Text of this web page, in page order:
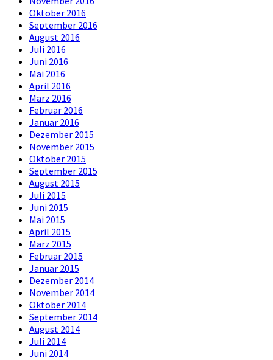
Oktober 2016
September 2016
August 2016
Juli 2016
Juni 2016
Mai 2016
April 2016
März 2016
Februar 2016
Januar 2016
Dezember 2015
November 2015
Oktober 2015
September 2015
August 2015
Juli 2015
Juni 2015
Mai 2015
April 2015
März 2015
Februar 2015
Januar 2015
Dezember 2014
November 2014
Oktober 2014
September 2014
August 2014
Juli 2014
Juni 2014